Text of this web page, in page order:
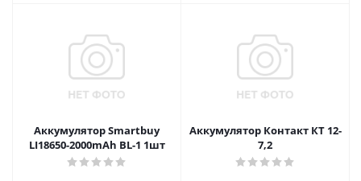
Аккумулятор Smartbuy
LI18650-2000mAh BL-1 1шт
Аккумулятор Контакт КТ 12-
7,2